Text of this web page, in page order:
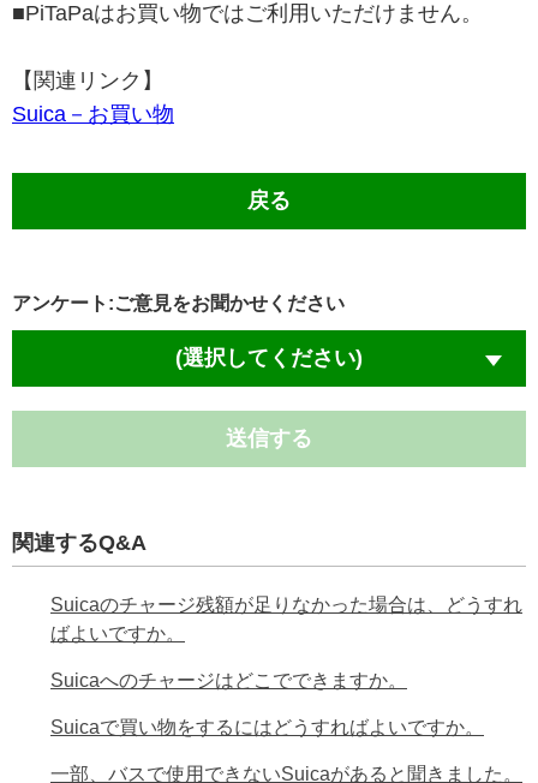
■PiTaPaはお買い物ではご利用いただけません。
【関連リンク】
Suica－お買い物
戻る
アンケート:ご意見をお聞かせください
(選択してください)
送信する
関連するQ&A
Suicaのチャージ残額が足りなかった場合は、どうすれ
ばよいですか。
Suicaへのチャージはどこでできますか。
Suicaで買い物をするにはどうすればよいですか。
一部、バスで使用できないSuicaがあると聞きました。